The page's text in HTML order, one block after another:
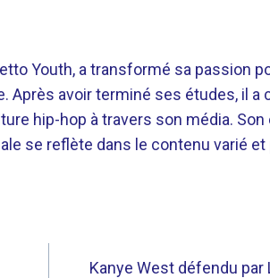
Youth, a transformé sa passion
Après avoir terminé ses études, il a
hip-hop à travers son média.
se reflète dans le contenu varié et
Kanye West défendu par